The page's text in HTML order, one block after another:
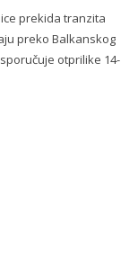
prekida tranzita
preko Balkanskog
otprilike 14-